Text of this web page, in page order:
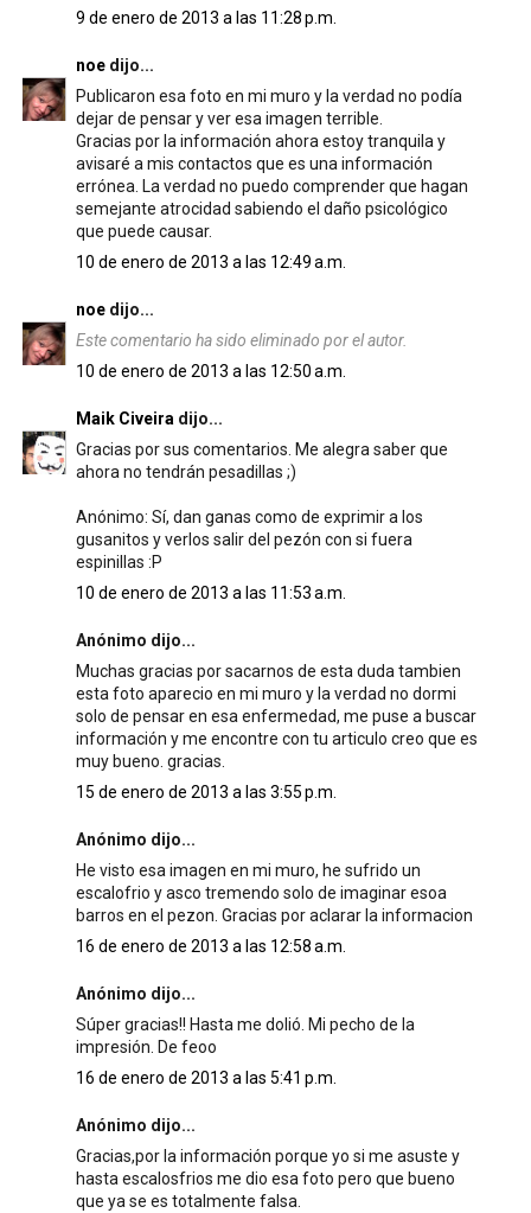
9 de enero de 2013 a las 11:28 p.m.
noedijo...
Publicaron esa foto en mi muro y la verdad no podía
dejar de pensar y ver esa imagen terrible.
Gracias por la información ahora estoy tranquila y
avisaré a mis contactos que es una información
errónea. La verdad no puedo comprender que hagan
semejante atrocidad sabiendo el daño psicológico
que puede causar.
10 de enero de 2013 a las 12:49 a.m.
noedijo...
Este comentario ha sido eliminado por el autor.
10 de enero de 2013 a las 12:50 a.m.
Maik Civeira dijo...
Gracias por sus comentarios. Me alegra saber que
ahora no tendrán pesadillas ;)
Anónimo: Sí, dan ganas como de exprimir a los
gusanitos y verlos salir del pezón con si fuera
espinillas :P
10 de enero de 2013 a las 11:53 a.m.
Anónimo dijo...
Muchas gracias por sacarnos de esta duda tambien
esta foto aparecio en mi muro y la verdad no dormi
solo de pensar en esa enfermedad, me puse a buscar
información y me encontre con tu articulo creo que es
muy bueno. gracias.
15 de enero de 2013 a las 3:55 p.m.
Anónimo dijo...
He visto esa imagen en mi muro, he sufrido un
escalofrio y asco tremendo solo de imaginar esoa
barros en el pezon. Gracias por aclarar la informacion
16 de enero de 2013 a las 12:58 a.m.
Anónimo dijo...
Súper gracias!! Hasta me dolió. Mi pecho de la
impresión. De feoo
16 de enero de 2013 a las 5:41 p.m.
Anónimo dijo...
Gracias,por la información porque yo si me asuste y
hasta escalosfrios me dio esa foto pero que bueno
que ya se es totalmente falsa.